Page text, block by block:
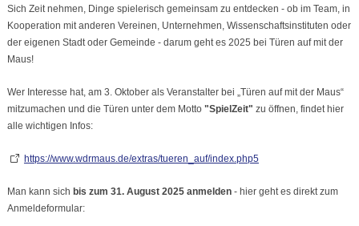
Sich Zeit nehmen, Dinge spielerisch gemeinsam zu entdecken - ob im Team, in
Kooperation mit anderen Vereinen, Unternehmen, Wissenschaftsinstituten oder
der eigenen Stadt oder Gemeinde - darum geht es 2025 bei Türen auf mit der
Maus!
Wer Interesse hat, am 3. Oktober als Veranstalter bei „Türen auf mit der Maus“
mitzumachen und die Türen unter dem Motto "SpielZeit" zu öffnen, findet hier
alle wichtigen Infos:
https://www.wdrmaus.de/extras/tueren_auf/index.php5
Man kann sich bis zum 31. August 2025 anmelden - hier geht es direkt zum
Anmeldeformular: